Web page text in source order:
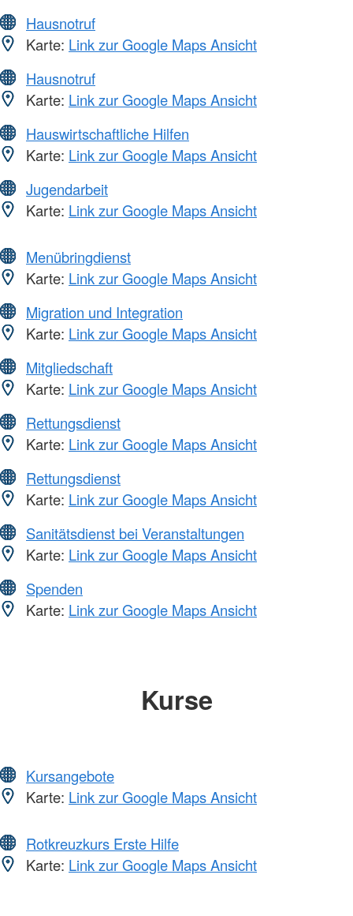
Hausnotruf
Karte: Link zur Google Maps Ansicht
Hausnotruf
Karte: Link zur Google Maps Ansicht
Hauswirtschaftliche Hilfen
Karte: Link zur Google Maps Ansicht
Jugendarbeit
Karte: Link zur Google Maps Ansicht
Menübringdienst
Karte: Link zur Google Maps Ansicht
Migration und Integration
Karte: Link zur Google Maps Ansicht
Mitgliedschaft
Karte: Link zur Google Maps Ansicht
Rettungsdienst
Karte: Link zur Google Maps Ansicht
Rettungsdienst
Karte: Link zur Google Maps Ansicht
Sanitätsdienst bei Veranstaltungen
Karte: Link zur Google Maps Ansicht
Spenden
Karte: Link zur Google Maps Ansicht
Kurse
Kursangebote
Karte: Link zur Google Maps Ansicht
Rotkreuzkurs Erste Hilfe
Karte: Link zur Google Maps Ansicht